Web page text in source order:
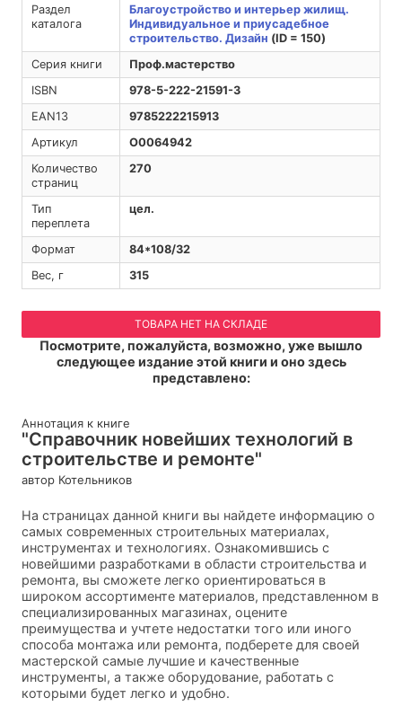
Раздел
каталога
Благоустройство и интерьер жилищ.
Индивидуальное и приусадебное
строительство. Дизайн (ID = 150)
Серия книги
Проф.мастерство
ISBN
978-5-222-21591-3
EAN13
9785222215913
Артикул
O0064942
Количество
страниц
270
Тип
переплета
цел.
Формат
84*108/32
Вес, г
315
ТОВАРА НЕТ НА СКЛАДЕ
Посмотрите, пожалуйста, возможно, уже вышло
следующее издание этой книги и оно здесь
представлено:
Аннотация к книге
"Справочник новейших технологий в
строительстве и ремонте"
автор Котельников
На страницах данной книги вы найдете информацию о
самых современных строительных материалах,
инструментах и технологиях. Ознакомившись с
новейшими разработками в области строительства и
ремонта, вы сможете легко ориентироваться в
широком ассортименте материалов, представленном в
специализированных магазинах, оцените
преимущества и учтете недостатки того или иного
способа монтажа или ремонта, подберете для своей
мастерской самые лучшие и качественные
инструменты, а также оборудование, работать с
которыми будет легко и удобно.